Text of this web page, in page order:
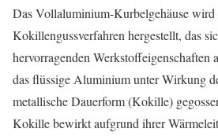
Das Vollaluminium-Kurbelgehäuse
Kokillengussverfahren hergestellt, das
hervorragenden Werkstoffeigenschaften
das flüssige Aluminium unter Wirkung
metallische Dauerform (Kokille)
Kokille bewirkt aufgrund ihrer